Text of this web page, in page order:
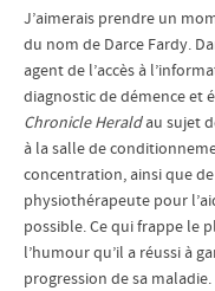
J’aimerais prendre un
du nom de Darce Fardy.
agent de l’accès à
diagnostic de démence et
Chronicle Heraldau sujet
à la salle de
concentration, ainsi que
physiothérapeute pour
possible. Ce qui frappe le
l’humour qu’il a réussi à
progression de sa